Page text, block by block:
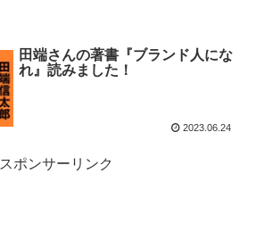
田端さんの著書『ブランド人にな
れ』読みました！
2023.06.24
スポンサーリンク